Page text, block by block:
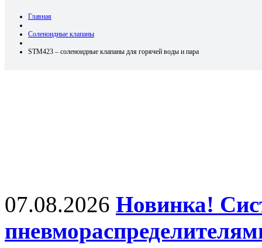
Главная
Соленоидные клапаны
STM423 – соленоидные клапаны для горячей воды и пара
07.08.2026 Новинка!